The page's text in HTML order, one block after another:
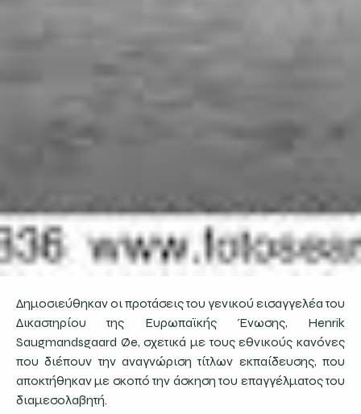
Δημοσιεύθηκαν οι προτάσεις του γενικού εισαγγελέα του
Δικαστηρίου της Ευρωπαϊκής Ένωσης, Henrik
Saugmandsgaard Øe, σχετικά με τους εθνικούς κανόνες
που διέπουν την αναγνώριση τίτλων εκπαίδευσης, που
αποκτήθηκαν με σκοπό την άσκηση του επαγγέλματος του
διαμεσολαβητή.